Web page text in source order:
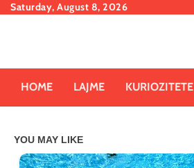
SkipSaturday, August 8, 2026
HOME LAJME KURIOZITETE